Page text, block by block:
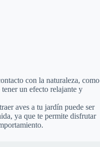
con la naturaleza, como
un efecto relajante y
aves a tu jardín puede ser
ya que te permite disfrutar